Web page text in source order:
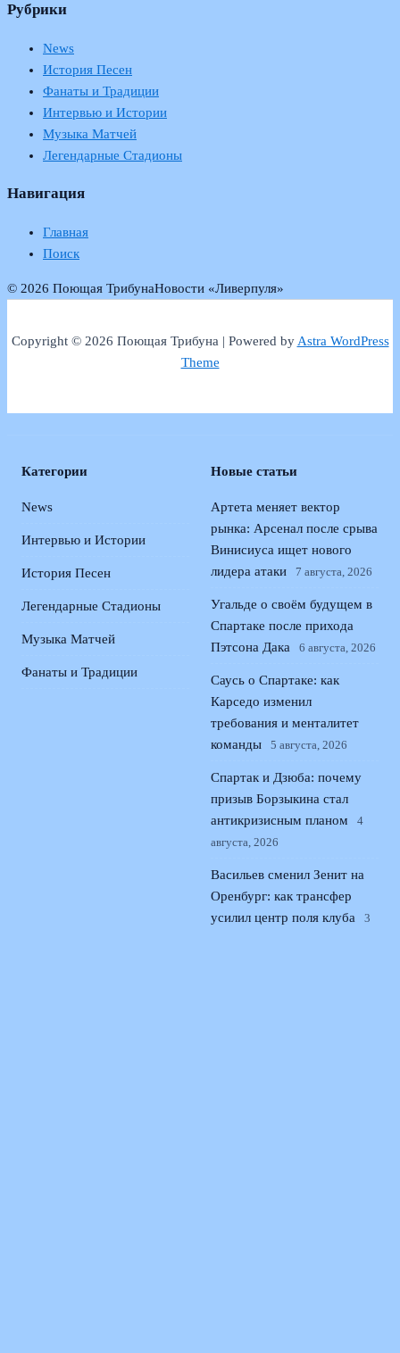
Рубрики
News
История Песен
Фанаты и Традиции
Интервью и Истории
Музыка Матчей
Легендарные Стадионы
Навигация
Главная
Поиск
© 2026 Поющая ТрибунаНовости «Ливерпуля»
Copyright © 2026 Поющая Трибуна | Powered byAstra WordPress
Theme
Категории
News
Интервью и Истории
История Песен
Легендарные Стадионы
Музыка Матчей
Фанаты и Традиции
Новые статьи
Артета меняет вектор
рынка: Арсенал после срыва
Винисиуса ищет нового
лидера атаки
7 августа, 2026
Угальде о своём будущем в
Спартаке после прихода
Пэтсона Дака
6 августа, 2026
Саусь о Спартаке: как
Карседо изменил
требования и менталитет
команды
5 августа, 2026
Спартак и Дзюба: почему
призыв Борзыкина стал
антикризисным планом
4
августа, 2026
Васильев сменил Зенит на
Оренбург: как трансфер
усилил центр поля клуба
3